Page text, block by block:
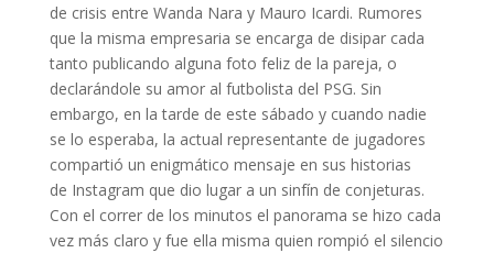
de crisis entre Wanda Nara y Mauro Icardi. Rumores
que la misma empresaria se encarga de disipar cada
tanto publicando alguna foto feliz de la pareja, o
declarándole su amor al futbolista del PSG. Sin
embargo, en la tarde de este sábado y cuando nadie
se lo esperaba, la actual representante de jugadores
compartió un enigmático mensaje en sus historias
de Instagram que dio lugar a un sinfín de conjeturas.
Con el correr de los minutos el panorama se hizo cada
vez más claro y fue ella misma quien rompió el silencio